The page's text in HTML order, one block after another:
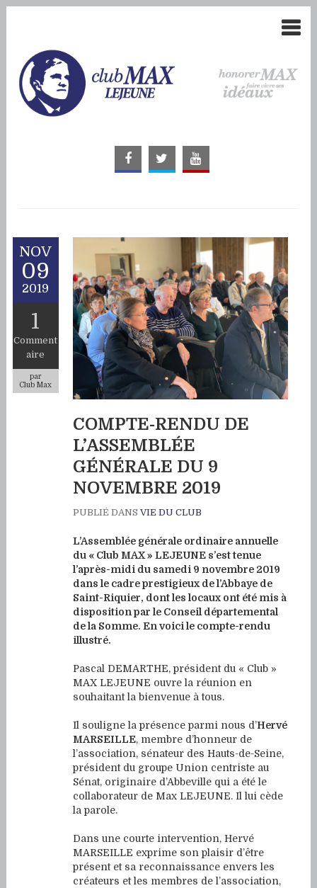
NOV
09
2019
1
Comment
aire
par
Club Max
COMPTE-RENDU DE
L’ASSEMBLÉE
GÉNÉRALE DU 9
NOVEMBRE 2019
PUBLIÉ DANS VIE DU CLUB
L’Assemblée générale ordinaire annuelle
du « Club MAX » LEJEUNE s’est tenue
l’après-midi du samedi 9 novembre 2019
dans le cadre prestigieux de l’Abbaye de
Saint-Riquier, dont les locaux ont été mis à
disposition par le Conseil départemental
de la Somme. En voici le compte-rendu
illustré.
Pascal DEMARTHE, président du « Club »
MAX LEJEUNE ouvre la réunion en
souhaitant la bienvenue à tous.
Il souligne la présence parmi nous d’Hervé
MARSEILLE, membre d’honneur de
l’association, sénateur des Hauts-de-Seine,
président du groupe Union centriste au
Sénat, originaire d’Abbeville qui a été le
collaborateur de Max LEJEUNE. Il lui cède
la parole.
Dans une courte intervention, Hervé
MARSEILLE exprime son plaisir d’être
présent et sa reconnaissance envers les
créateurs et les membres de l’association,